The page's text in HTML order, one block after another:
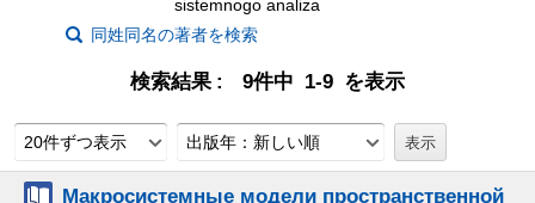
sistemnogo analiza
同姓同名の著者を検索
検索結果 9件中 1-9 を表示
20件ずつ表示 出版年：新しい順
Макросистемные модели пространственной